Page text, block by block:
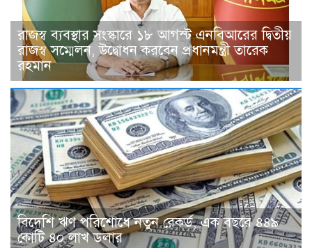
রাজস্ব ব্যবস্থার সংস্কারে ১৮ আগস্ট এনবিআরের দ্বিতীয়
রাজস্ব সম্মেলন, উদ্বোধন করবেন প্রধানমন্ত্রী তারেক
রহমান
বিদেশি ঋণ পরিশোধে নতুন রেকর্ড, এক বছরে ৪৪৯
কোটি ৪০ লাখ ডলার